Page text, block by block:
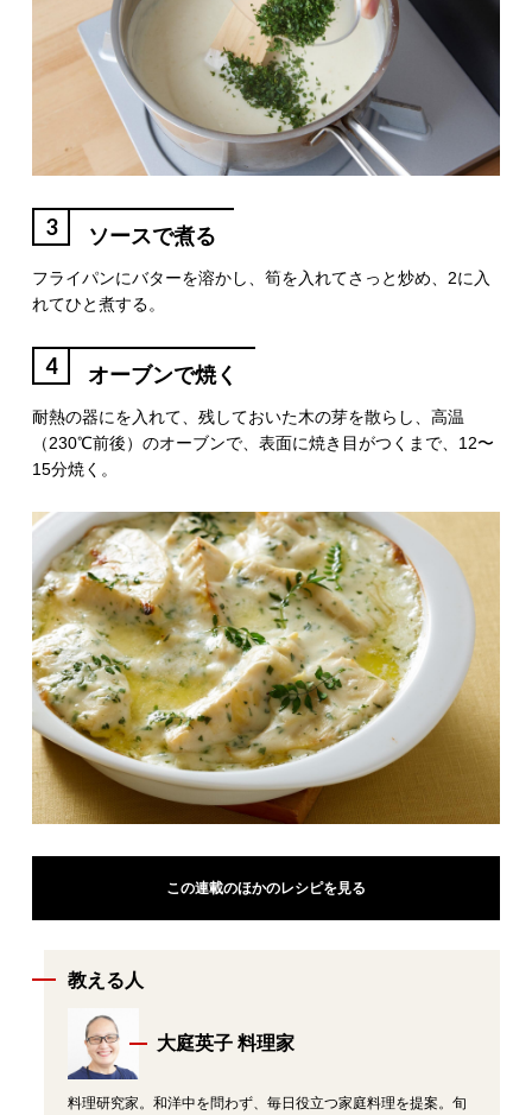
3 ソースで煮る
フライパンにバターを溶かし、筍を入れてさっと炒め、2に入
れてひと煮する。
4 オーブンで焼く
耐熱の器にを入れて、残しておいた木の芽を散らし、高温
（230℃前後）のオーブンで、表面に焼き目がつくまで、12〜
15分焼く。
この連載のほかのレシピを見る
教える人
大庭英子 料理家
料理研究家。和洋中を問わず、毎日役立つ家庭料理を提案。旬